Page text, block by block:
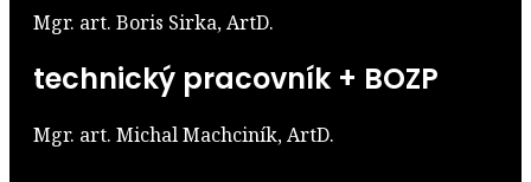
Mgr. art. Boris Sirka, ArtD.
technický pracovník + BOZP
Mgr. art. Michal Machciník, ArtD.